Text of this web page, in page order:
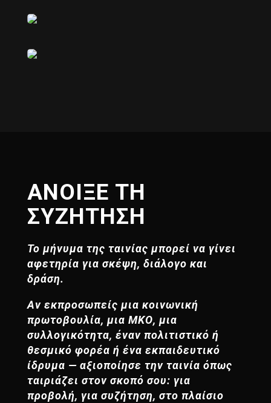
ΑΝΟΙΞΕ ΤΗ
ΣΥΖΗΤΗΣΗ
Το μήνυμα της ταινίας μπορεί να γίνει
αφετηρία για σκέψη, διάλογο και
δράση.
Αν εκπροσωπείς μια κοινωνική
πρωτοβουλία, μια ΜΚΟ, μια
συλλογικότητα, έναν πολιτιστικό ή
θεσμικό φορέα ή ένα εκπαιδευτικό
ίδρυμα — αξιοποίησε την ταινία όπως
ταιριάζει στον σκοπό σου: για
προβολή, για συζήτηση, στο πλαίσιο